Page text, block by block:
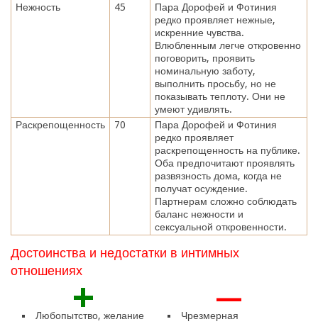
Нежность
45
Пара Дорофей и Фотиния
редко проявляет нежные,
искренние чувства.
Влюбленным легче откровенно
поговорить, проявить
номинальную заботу,
выполнить просьбу, но не
показывать теплоту. Они не
умеют удивлять.
Раскрепощенность
70
Пара Дорофей и Фотиния
редко проявляет
раскрепощенность на публике.
Оба предпочитают проявлять
развязность дома, когда не
получат осуждение.
Партнерам сложно соблюдать
баланс нежности и
сексуальной откровенности.
Достоинства и недостатки в интимных
отношениях
+
Любопытство, желание
—
Чрезмерная